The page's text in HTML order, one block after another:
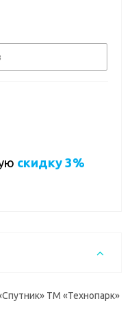
скидку 3%
ТМ «Технопарк»